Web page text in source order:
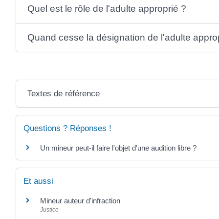
Quel est le rôle de l'adulte approprié ?
Quand cesse la désignation de l'adulte
Textes de référence
Questions ? Réponses !
Un mineur peut-il faire l'objet d'une audition libre ?
Et aussi
Mineur auteur d'infraction
Justice